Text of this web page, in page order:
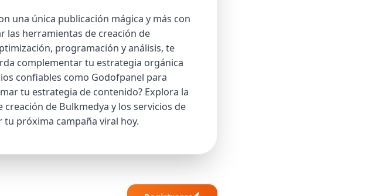
una única publicación mágica y más con
las herramientas de creación de
programación y análisis, te
complementar tu estrategia orgánica
confiables como Godofpanel para
tu estrategia de contenido? Explora la
de Bulkmedya y los servicios de
próxima campaña viral hoy.